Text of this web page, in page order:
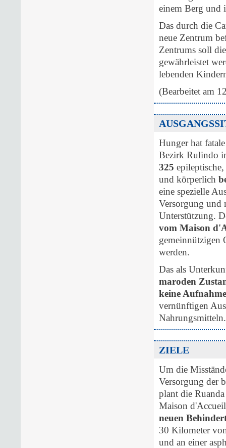
einem Berg und
Das durch die
neue Zentrum
Zentrums soll
gewährleistet
lebenden
(Bearbeitet am
Hunger hat
Bezirk Rulindo
325
und körperlich
eine spezielle
Versorgung und
Unterstützung.
vom Maison
gemeinnützigen
werden.
Das als
maroden
keine
vernünftigen
Nahrungsmitteln.
ZIELE
Um die
Versorgung der
plant die
Maison
neuen
30 Kilometer
und an einer